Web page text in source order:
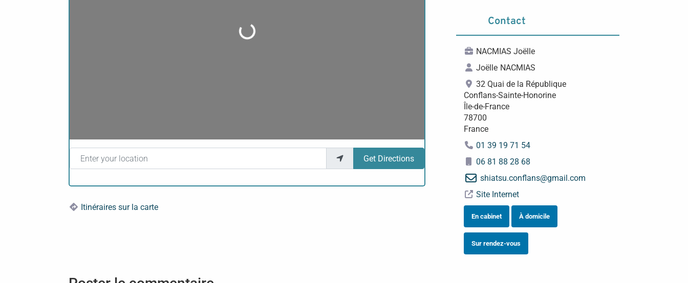
Loading...
Enter your location
Get Directions
Itinéraires sur la carte
Contact
NACMIAS Joëlle
Joëlle NACMIAS
32 Quai de la République
Conflans-Sainte-Honorine
Île-de-France
78700
France
01 39 19 71 54
06 81 88 28 68
shiatsu.conflans@gmail.com
Site Internet
En cabinet À domicile
Sur rendez-vous